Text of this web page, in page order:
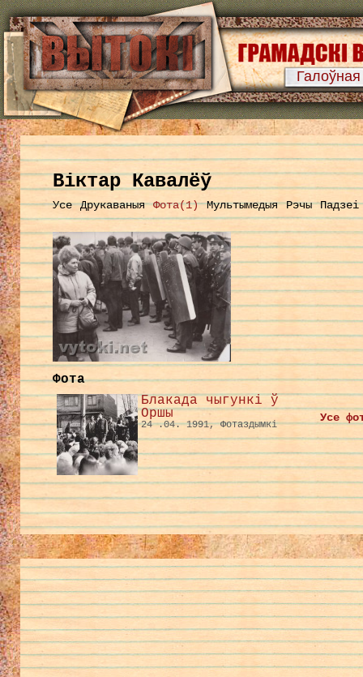
Галоўная
Віктар Кавалёў
Усе Друкаваныя Фота(1) Мультымедыя Рэчы Падзеі
Фота
Блакада чыгункі ў
Оршы
24 .04. 1991, Фотаздымкі
Усе